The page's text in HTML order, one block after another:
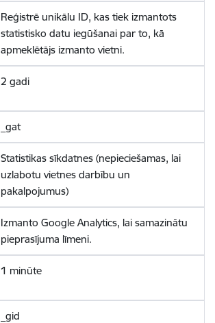
Reģistrē unikālu ID, kas tiek izmantots
statistisko datu iegūšanai par to, kā
apmeklētājs izmanto vietni.
2 gadi
_gat
Statistikas sīkdatnes (nepieciešamas, lai
uzlabotu vietnes darbību un
pakalpojumus)
Izmanto Google Analytics, lai samazinātu
pieprasījuma līmeni.
1 minūte
_gid